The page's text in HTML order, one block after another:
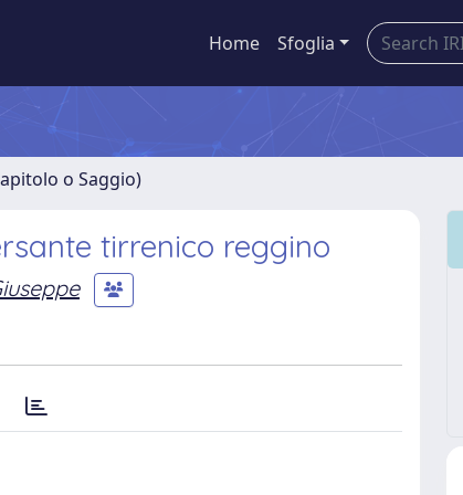
Home Sfoglia
o Saggio)
tirrenico reggino